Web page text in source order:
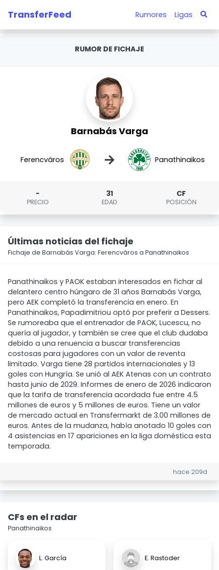
TransferFeed Rumores Ligas
RUMOR DE FICHAJE
Barnabás Varga
Ferencváros → Panathinaikos
-
PRECIO
31
EDAD
CF
POSICIÓN
Últimas noticias del fichaje
Fichaje de Barnabás Varga: Ferencváros a Panathinaikos
Panathinaikos y PAOK estaban interesados en fichar al
delantero centro húngaro de 31 años Barnabás Varga,
pero AEK completó la transferencia en enero. En
Panathinaikos, Papadimitriou optó por preferir a Dessers.
Se rumoreaba que el entrenador de PAOK, Lucescu, no
quería al jugador, y también se cree que el club dudaba
debido a una renuencia a buscar transferencias
costosas para jugadores con un valor de reventa
limitado. Varga tiene 28 partidos internacionales y 13
goles con Hungría. Se unió al AEK Atenas con un contrato
hasta junio de 2029. Informes de enero de 2026 indicaron
que la tarifa de transferencia acordada fue entre 4.5
millones de euros y 5 millones de euros. Tiene un valor
de mercado actual en Transfermarkt de 3.00 millones de
euros. Antes de la mudanza, había anotado 10 goles con
4 asistencias en 17 apariciones en la liga doméstica esta
temporada.
hace 209d
CFs en el radar
Panathinaikos
L. García E. Rastoder